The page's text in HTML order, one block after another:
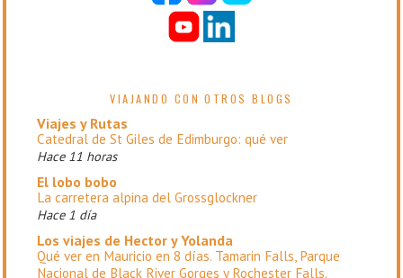
VIAJANDO CON OTROS BLOGS
Viajes y Rutas
Catedral de St Giles de Edimburgo: qué ver
Hace 11 horas
El lobo bobo
La carretera alpina del Grossglockner
Hace 1 día
Los viajes de Hector y Yolanda
Qué ver en Mauricio en 8 días. Tamarin Falls, Parque
Nacional de Black River Gorges y Rochester Falls.